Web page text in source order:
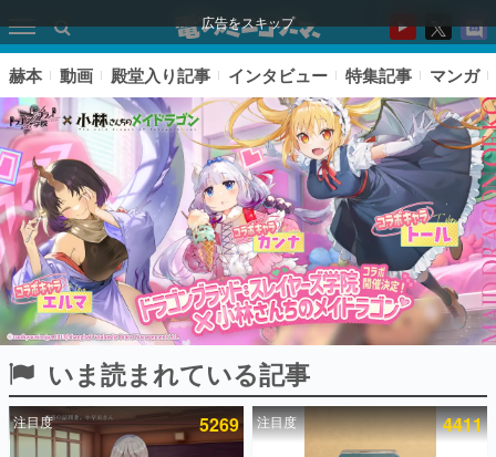
広告をスキップ
ピックアップ
電ファミのいま読まれている記事ランキング
赫本 動画 殿堂入り記事 インタビュー 特集記事 マンガ
いま読まれている記事
注目度 5269 注目度 4411